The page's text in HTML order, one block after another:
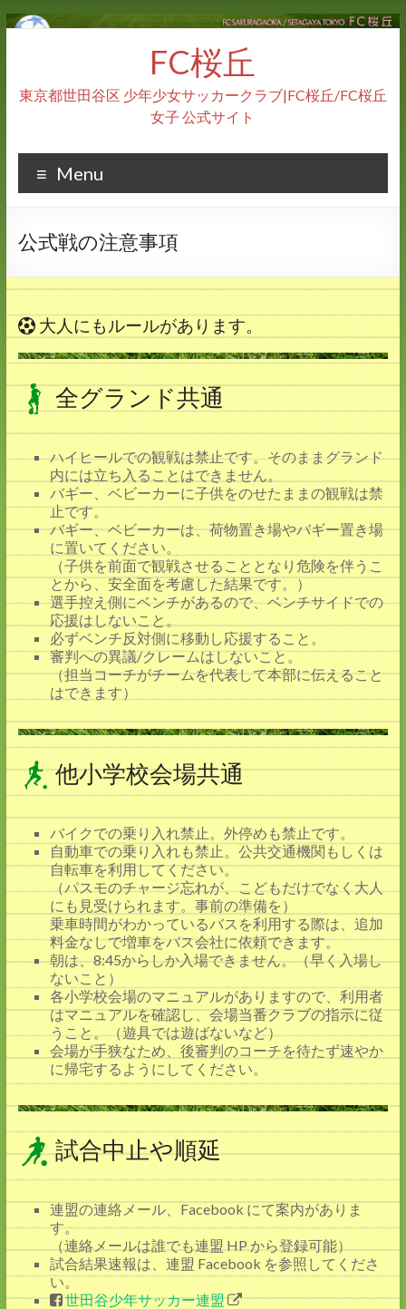
Skip
FC桜丘
東京都世田谷区 少年少女サッカークラブ|FC桜丘/FC桜丘
女子 公式サイト
Menu
公式戦の注意事項
大人にもルールがあります。
全グランド共通
ハイヒールでの観戦は禁止です。そのままグランド
内には立ち入ることはできません。
バギー、ベビーカーに子供をのせたままの観戦は禁
止です。
バギー、ベビーカーは、荷物置き場やバギー置き場
に置いてください。
（子供を前面で観戦させることとなり危険を伴うこ
とから、安全面を考慮した結果です。）
選手控え側にベンチがあるので、ベンチサイドでの
応援はしないこと。
必ずベンチ反対側に移動し応援すること。
審判への異議/クレームはしないこと。
（担当コーチがチームを代表して本部に伝えること
はできます）
他小学校会場共通
バイクでの乗り入れ禁止。外停めも禁止です。
自動車での乗り入れも禁止。公共交通機関もしくは
自転車を利用してください。
（パスモのチャージ忘れが、こどもだけでなく大人
にも見受けられます。事前の準備を）
乗車時間がわかっているバスを利用する際は、追加
料金なしで増車をバス会社に依頼できます。
朝は、8:45からしか入場できません。（早く入場し
ないこと）
各小学校会場のマニュアルがありますので、利用者
はマニュアルを確認し、会場当番クラブの指示に従
うこと。（遊具では遊ばないなど）
会場が手狭なため、後審判のコーチを待たず速やか
に帰宅するようにしてください。
試合中止や順延
連盟の連絡メール、Facebook にて案内がありま
す。
（連絡メールは誰でも連盟 HP から登録可能）
試合結果速報は、連盟 Facebook を参照してくださ
い。
世田谷少年サッカー連盟